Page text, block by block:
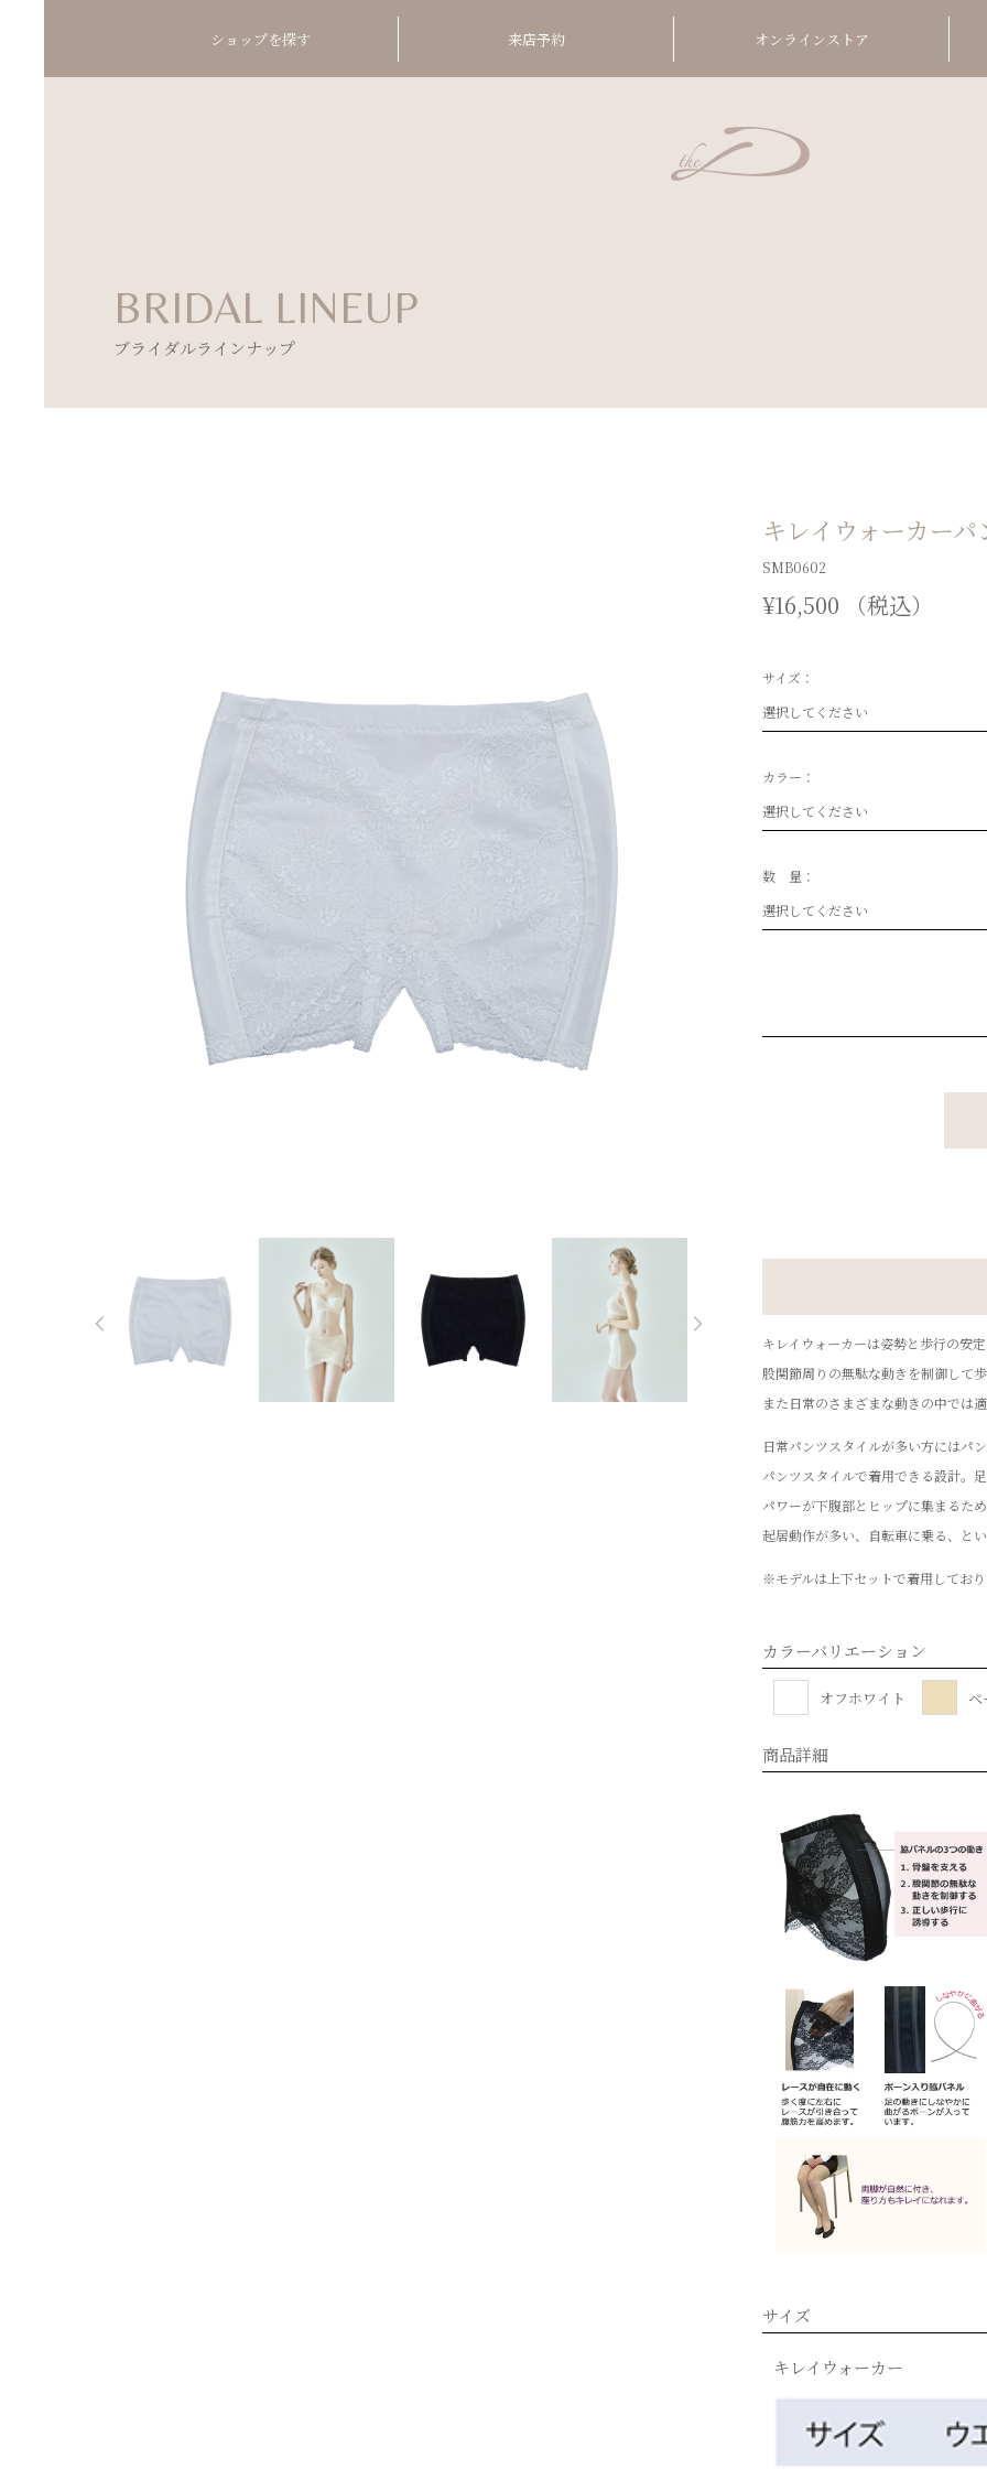
ショップを探す 来店予約 オンラインストア
BRIDAL LINEUP
ブライダルラインナップ
キレイウォーカーパ
SMB0602
¥16,500 （税込）
サイズ：
選択してください
カラー：
選択してください
数 量：
選択してください
キレイウォーカーは姿勢と歩行の安
股関節周りの無駄な動きを制御して
また日常のさまざまな動きの中では
日常パンツスタイルが多い方にはパ
パンツスタイルで着用できる設計。
パワーが下腹部とヒップに集まるた
起居動作が多い、自転車に乗る、と
※モデルは上下セットで着用してお
カラーバリエーション
オフホワイト ベ
商品詳細
サイズ
キレイウォーカー